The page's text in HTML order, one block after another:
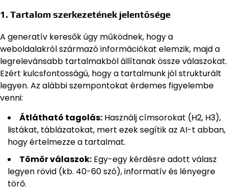
1. Tartalom szerkezetének jelentősége
A generatív keresők úgy működnek, hogy a
weboldalakról származó információkat elemzik, majd a
legrelevánsabb tartalmakból állítanak össze válaszokat.
Ezért kulcsfontosságú, hogy a tartalmunk jól strukturált
legyen. Az alábbi szempontokat érdemes figyelembe
venni:
Átlátható tagolás: Használj címsorokat (H2, H3),
listákat, táblázatokat, mert ezek segítik az AI-t abban,
hogy értelmezze a tartalmat.
Tömör válaszok: Egy-egy kérdésre adott válasz
legyen rövid (kb. 40-60 szó), informatív és lényegre
törő.